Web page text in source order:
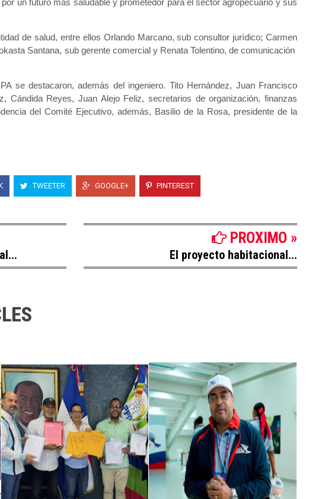
un futuro más saludable y prometedor para el sector agropecuario y sus
de salud, entre ellos Orlando Marcano, sub consultor jurídico; Carmen
Santana, sub gerente comercial y Renata Tolentino, de comunicación
se destacaron, además del ingeniero. Tito Hernández, Juan Francisco
Cándida Reyes, Juan Alejo Feliz, secretarios de organización, finanzas
del Comité Ejecutivo, además, Basilio de la Rosa, presidente de la
TWEETER GOOGLE+ PINTEREST
PROXIMO »
El proyecto habitacional...